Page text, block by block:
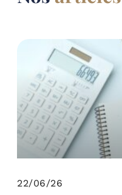
22/06/26